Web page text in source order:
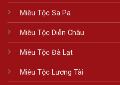
Miêu Tộc Sa Pa
Miêu Tộc Diễn Châu
Miêu Tộc Đà Lạt
Miêu Tộc Lương Tài